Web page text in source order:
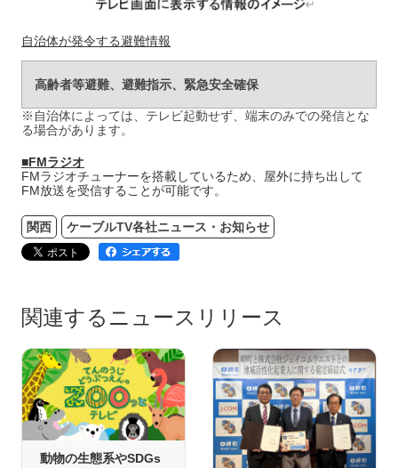
自治体が発令する避難情報
高齢者等避難、避難指示、緊急安全確保
※自治体によっては、テレビ起動せず、端末のみでの発信とな
る場合があります。
■FMラジオ
FMラジオチューナーを搭載しているため、屋外に持ち出して
FM放送を受信することが可能です。
関西 ケーブルTV各社ニュース・お知らせ
関連するニュースリリース
動物の生態系やSDGs